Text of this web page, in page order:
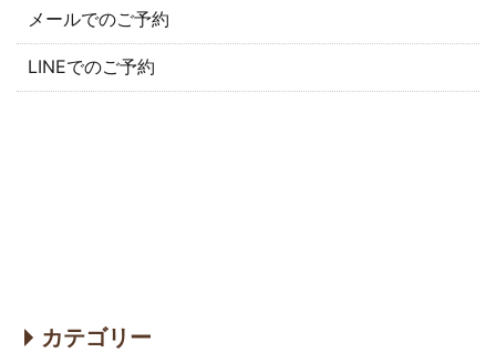
メールでのご予約
LINEでのご予約
カテゴリー